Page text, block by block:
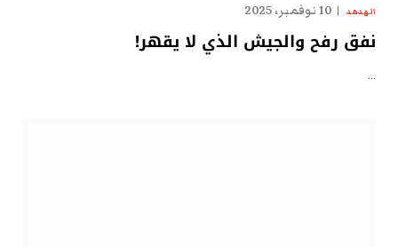
الهدهد 10 نوفمبر، 2025
نفق رفح والجيش الذي لا يقهر!
…